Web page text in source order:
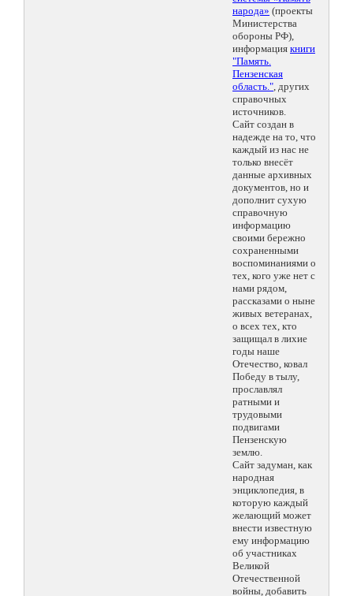
народа» (проекты
Министерства
обороны РФ),
информация книги
"Память.
Пензенская
область.", других
справочных
источников.
Сайт создан в
надежде на то, что
каждый из нас не
только внесёт
данные архивных
документов, но и
дополнит сухую
справочную
информацию
своими бережно
сохраненными
воспоминаниями о
тех, кого уже нет с
нами рядом,
рассказами о ныне
живых ветеранах,
о всех тех, кто
защищал в лихие
годы наше
Отечество, ковал
Победу в тылу,
прославлял
ратными и
трудовыми
подвигами
Пензенскую
землю.
Сайт задуман, как
народная
энциклопедия, в
которую каждый
желающий может
внести известную
ему информацию
об участниках
Великой
Отечественной
войны, добавить